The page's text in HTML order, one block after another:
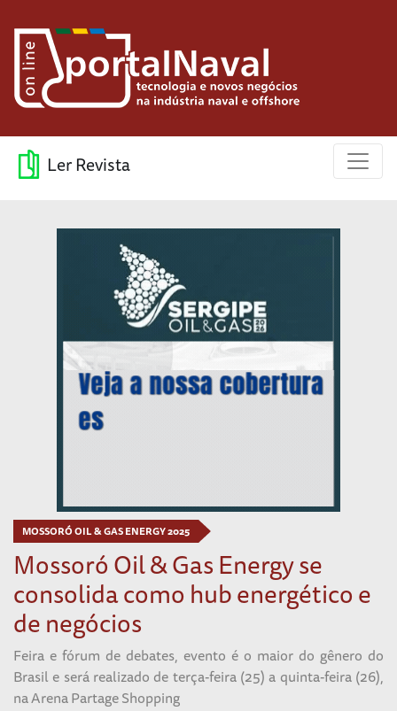
Ler Revista
MOSSORÓ OIL & GAS ENERGY 2025
Mossoró Oil & Gas Energy se
consolida como hub energético e
de negócios
Feira e fórum de debates, evento é o maior do gênero do
Brasil e será realizado de terça-feira (25) a quinta-feira (26),
na Arena Partage Shopping